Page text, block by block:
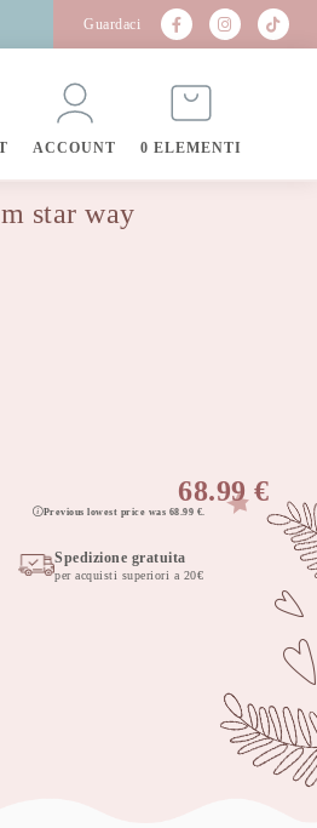
Guardaci
ACCOUNT 0 ELEMENTI
star way
68.99€
Previous lowest price was 68.99 €.
Spedizione gratuita
per acquisti superiori a 20€